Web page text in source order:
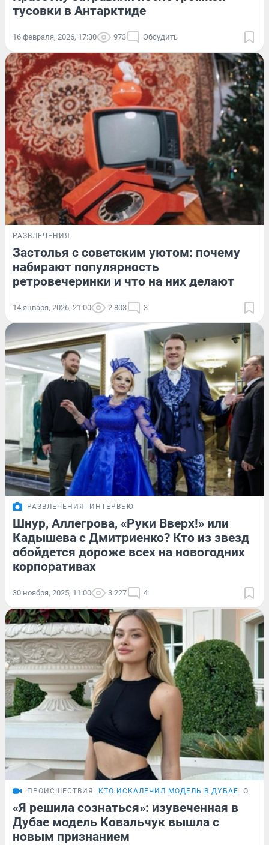
тусовки в Антарктиде
16 февраля, 2026, 17:30 973 Обсудить
РАЗВЛЕЧЕНИЯ
Застолья с советским уютом: почему
набирают популярность
ретровечеринки и что на них делают
14 января, 2026, 21:00 2 803 3
РАЗВЛЕЧЕНИЯ ИНТЕРВЬЮ
Шнур, Аллегрова, «Руки Вверх!» или
Кадышева с Дмитриенко? Кто из звезд
обойдется дороже всех на новогодних
корпоративах
30 ноября, 2025, 11:00 3 227 4
ПРОИСШЕСТВИЯ КТО ИСКАЛЕЧИЛ МОДЕЛЬ В ДУБАЕ ОБЗОР
«Я решила сознаться»: изувеченная в
Дубае модель Ковальчук вышла с
новым признанием